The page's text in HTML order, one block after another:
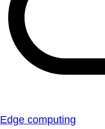
Edge computing